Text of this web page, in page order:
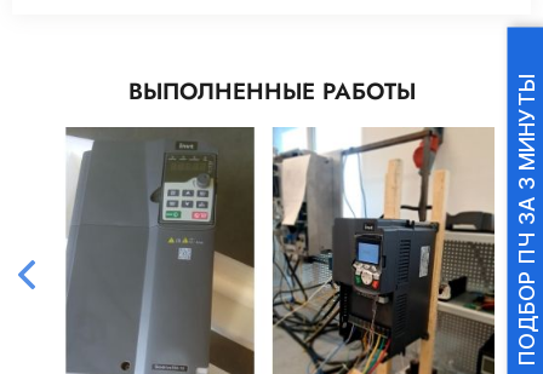
ВЫПОЛНЕННЫЕ РАБОТЫ ПОДБОР ПЧ ЗА 3 МИНУТЫ